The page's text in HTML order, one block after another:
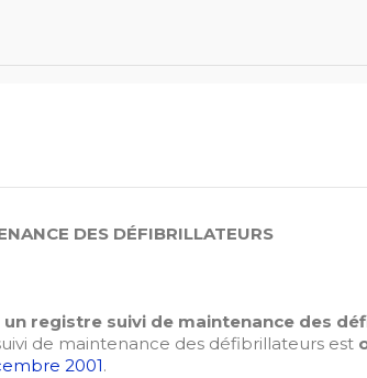
DES DÉFIBRILLATEURS
registre suivi de maintenance des
de maintenance des défibrillateurs est
2001.